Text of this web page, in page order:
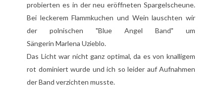
probierten es in der neu eröffneten Spargelscheune.
Bei leckerem Flammkuchen und Wein lauschten wir
der polnischen "Blue Angel Band" um
Sängerin Marlena Uzieblo.
Das Licht war nicht ganz optimal, da es von knalligem
rot dominiert wurde und ich so leider auf Aufnahmen
der Band verzichten musste.